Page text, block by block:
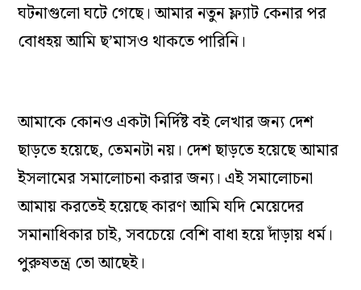
ঘটনাগুলোঘটেগেছে। আমারনতুনফ্ল্যাটকেনারপর
বোধহয়আমিছ’মাসও থাকতেপারিনি।
আমাকেকোনও একটানির্দিষ্টবইলেখারজন্যদেশ
ছাড়তেহয়েছে, তেমনটানয়। দেশছাড়তেহয়েছেআমার
ইসলামেরসমালোচনাকরারজন্য। এইসমালোচনা
আমায়করতেইহয়েছেকারণআমিযদিমেয়েদের
সমানাধিকারচাই, সবচেয়েবেশিবাধাহয়েদাঁড়ায়ধর্ম।
পুরুষতন্ত্রতোআছেই।